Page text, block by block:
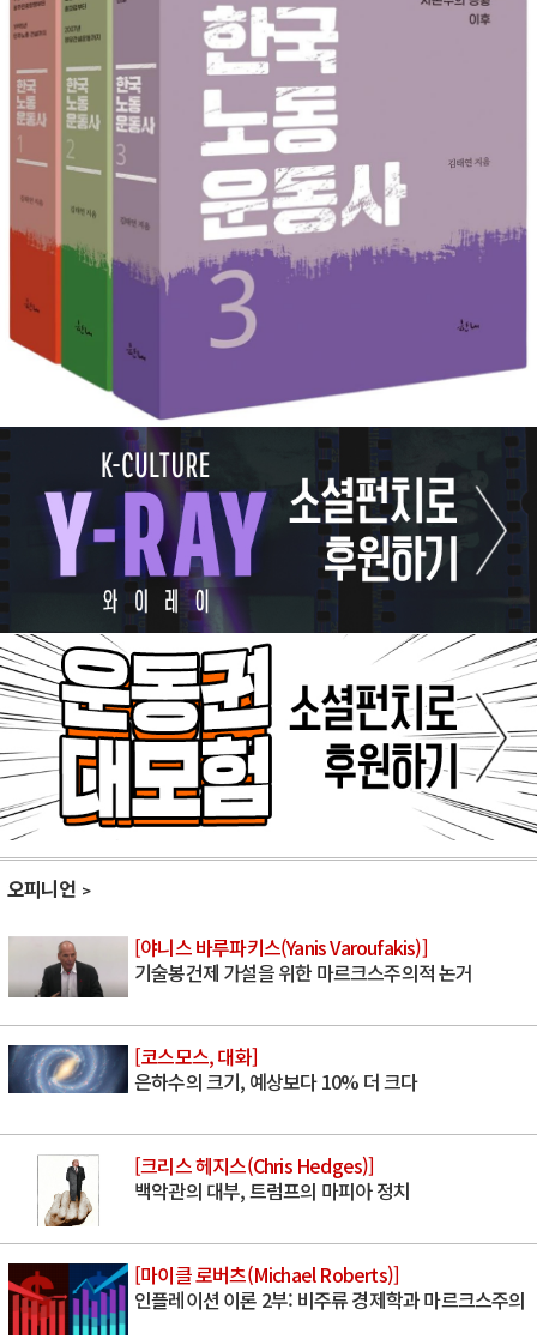
오피니언
[야니스 바루파키스(Yanis Varoufakis)]
기술봉건제 가설을 위한 마르크스주의적 논거
[코스모스, 대화]
은하수의 크기, 예상보다 10% 더 크다
[크리스 헤지스(Chris Hedges)]
백악관의 대부, 트럼프의 마피아 정치
[마이클 로버츠(Michael Roberts)]
인플레이션 이론 2부: 비주류 경제학과 마르크스주의